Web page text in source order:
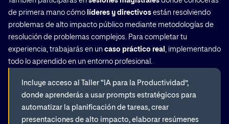
de primera mano cómo líderes y directivos están resolviendo
problemas de alto impacto público mediante metodologías de
resolución de problemas complejos. Para completar tu
experiencia, trabajarás en un caso práctico real
, implementando
todo lo aprendido en un entorno profesional.
Incluye acceso al Taller “IA para la Productividad”,
donde aprenderás a usar prompts estratégicos para
automatizar la planificación de tareas, crear
presentaciones de alto impacto, elaborar resúmenes